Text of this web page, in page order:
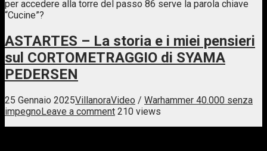
per accedere alla torre del passo 86 serve la parola chiave
“Cucine”?
ASTARTES – La storia e i miei pensieri
sul CORTOMETRAGGIO di SYAMA
PEDERSEN
25 Gennaio 2025VillanoraVideo / Warhammer 40.000 senza
impegnoLeave a comment 210 views